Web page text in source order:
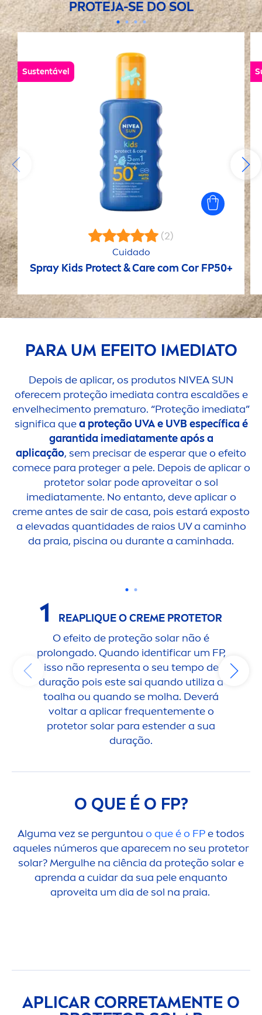
PROTEJA-SE DO SOL
Sustentável
(2)
Cuidado
Spray Kids Protect&Carecom Cor FP50+
PARA UM EFEITO IMEDIATO
Depois de aplicar, os produtos NIVEASUN
oferecem proteção imediata contra escaldões e
envelhecimento prematuro. “Proteção imediata”
significa quea proteção UVA e UVB específica é
garantida imediatamente após a
aplicação, sem precisar de esperar que o efeito
comece para proteger a pele. Depois de aplicar o
protetor solar pode aproveitar o sol
imediatamente. No entanto, deve aplicar o
cremeantes de sair de casa, pois estará exposto
a elevadas quantidades de raios UV a caminho
da praia, piscina ou durante a caminhada.
1 REAPLIQUE OCREME PROTETOR
O efeito de proteção solar não é
prolongado. Quando identificar um FP,
isso não representa o seu tempo de
duração pois este sai quando utiliza a
toalha ou quando se molha. Deverá
voltar a aplicar frequentemente o
protetor solar para estender a sua
duração.
O QUE É O FP?
Alguma vez se perguntou o que é o FPe todos
aqueles números que aparecem no seu protetor
solar? Mergulhe na ciência da proteção solar e
aprenda a cuidar da sua pele enquanto
aproveita um dia de sol na praia.
APLICAR CORRETAMENTE O